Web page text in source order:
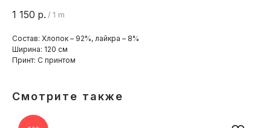
1 150 р. / 1 m
Состав: Хлопок – 92%, лайкра – 8%
Ширина: 120 см
Принт: С принтом
Смотрите также